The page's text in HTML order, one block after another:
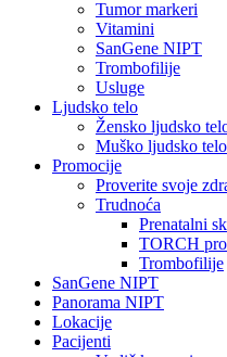
Tumor markeri
Vitamini
SanGene NIPT
Trombofilije
Usluge
Ljudsko telo
Žensko ljudsko
Muško ljudsko telo
Promocije
Proverite svoje
Trudnoća
Prenatalni
TORCH
Trombofilije
SanGene NIPT
Panorama NIPT
Lokacije
Pacijenti